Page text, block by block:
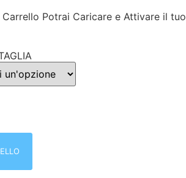
Carrello Potrai Caricare e Attivare il tuo